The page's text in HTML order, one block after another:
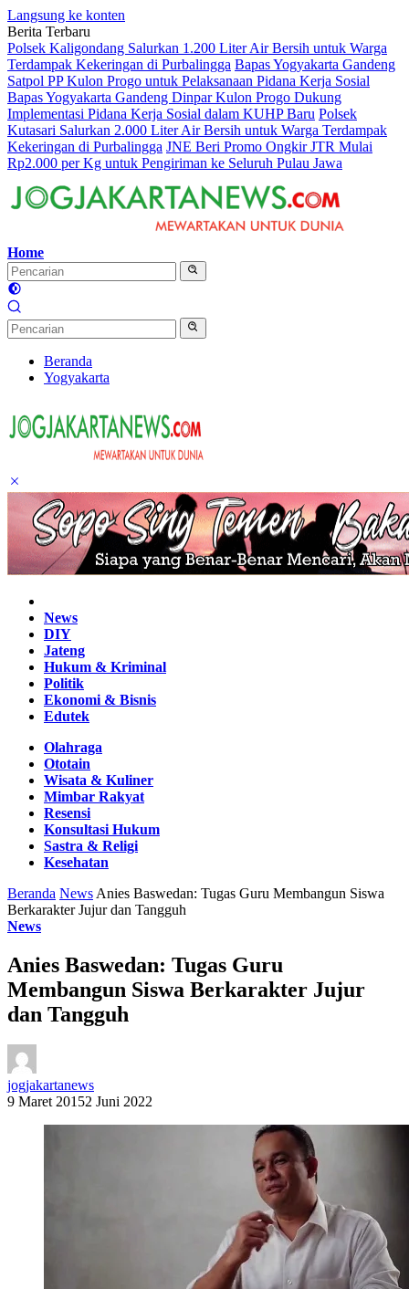
Langsung ke konten
Berita Terbaru
Polsek Kaligondang Salurkan 1.200 Liter Air Bersih untuk Warga
Terdampak Kekeringan di Purbalingga Bapas Yogyakarta Gandeng
Satpol PP Kulon Progo untuk Pelaksanaan Pidana Kerja Sosial
Bapas Yogyakarta Gandeng Dinpar Kulon Progo Dukung
Implementasi Pidana Kerja Sosial dalam KUHP Baru Polsek
Kutasari Salurkan 2.000 Liter Air Bersih untuk Warga Terdampak
Kekeringan di Purbalingga JNE Beri Promo Ongkir JTR Mulai
Rp2.000 per Kg untuk Pengiriman ke Seluruh Pulau Jawa
Home
Beranda
Yogyakarta
News
DIY
Jateng
Hukum & Kriminal
Politik
Ekonomi & Bisnis
Edutek
Olahraga
Ototain
Wisata & Kuliner
Mimbar Rakyat
Resensi
Konsultasi Hukum
Sastra & Religi
Kesehatan
Beranda News Anies Baswedan: Tugas Guru Membangun Siswa
Berkarakter Jujur dan Tangguh
News
Anies Baswedan: Tugas Guru
Membangun Siswa Berkarakter Jujur
dan Tangguh
jogjakartanews
9 Maret 20152 Juni 2022